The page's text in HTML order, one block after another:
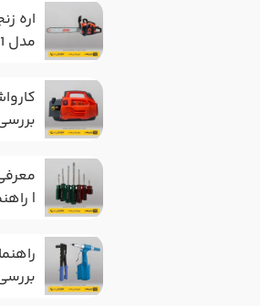
مدل 9011 | قدرت، دوام و کارایی
|